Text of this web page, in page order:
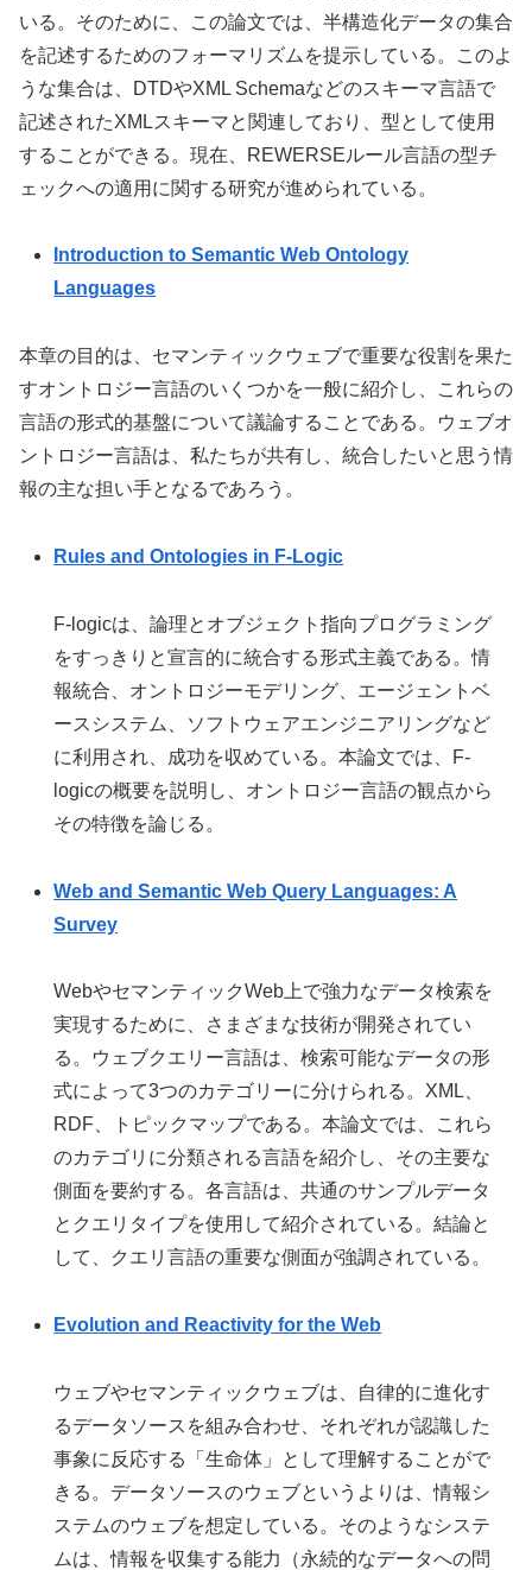
いる。そのために、この論文では、半構造化データの集合
を記述するためのフォーマリズムを提示している。このよ
うな集合は、DTDやXML Schemaなどのスキーマ言語で
記述されたXMLスキーマと関連しており、型として使用
することができる。現在、REWERSEルール言語の型チ
ェックへの適用に関する研究が進められている。
Introduction to Semantic Web Ontology
Languages
本章の目的は、セマンティックウェブで重要な役割を果た
すオントロジー言語のいくつかを一般に紹介し、これらの
言語の形式的基盤について議論することである。ウェブオ
ントロジー言語は、私たちが共有し、統合したいと思う情
報の主な担い手となるであろう。
Rules and Ontologies in F-Logic
F-logicは、論理とオブジェクト指向プログラミング
をすっきりと宣言的に統合する形式主義である。情
報統合、オントロジーモデリング、エージェントベ
ースシステム、ソフトウェアエンジニアリングなど
に利用され、成功を収めている。本論文では、F-
logicの概要を説明し、オントロジー言語の観点から
その特徴を論じる。
Web and Semantic Web Query Languages: A
Survey
WebやセマンティックWeb上で強力なデータ検索を
実現するために、さまざまな技術が開発されてい
る。ウェブクエリー言語は、検索可能なデータの形
式によって3つのカテゴリーに分けられる。XML、
RDF、トピックマップである。本論文では、これら
のカテゴリに分類される言語を紹介し、その主要な
側面を要約する。各言語は、共通のサンプルデータ
とクエリタイプを使用して紹介されている。結論と
して、クエリ言語の重要な側面が強調されている。
Evolution and Reactivity for the Web
ウェブやセマンティックウェブは、自律的に進化す
るデータソースを組み合わせ、それぞれが認識した
事象に反応する「生命体」として理解することがで
きる。データソースのウェブというよりは、情報シ
ステムのウェブを想定している。そのようなシステ
ムは、情報を収集する能力（永続的なデータへの問